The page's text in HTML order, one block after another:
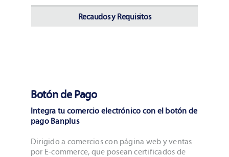
Recaudos y Requisitos
Botón de Pago
Integra tu comercio electrónico con el botón de
pago Banplus
Dirigido a comercios con página web y ventas
por E-commerce, que posean certificados de